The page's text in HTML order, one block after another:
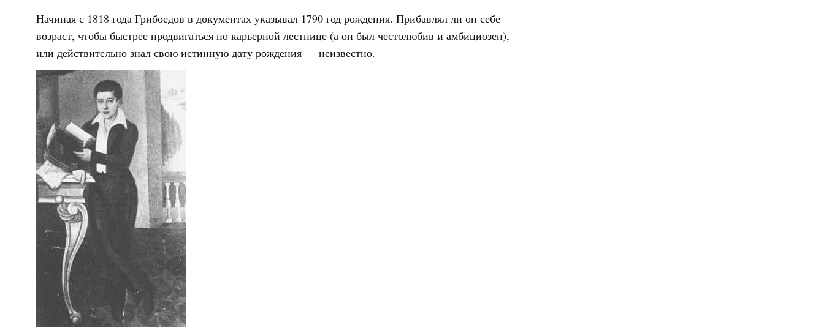
Начиная с 1818 года Грибоедов в документах указывал 1790 год рождения. Прибавлял ли он себе
возраст, чтобы быстрее продвигаться по карьерной лестнице (а он был честолюбив и амбициозен),
или действительно знал свою истинную дату рождения ― неизвестно.